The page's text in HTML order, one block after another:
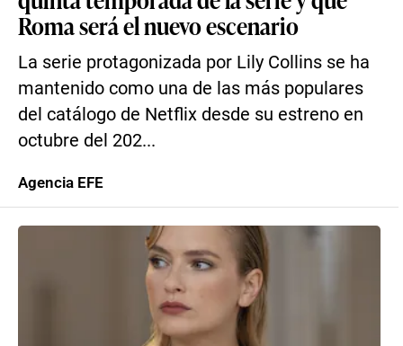
Roma será el nuevo escenario
La serie protagonizada por Lily Collins se ha
mantenido como una de las más populares
del catálogo de Netflix desde su estreno en
octubre del 202...
Agencia EFE